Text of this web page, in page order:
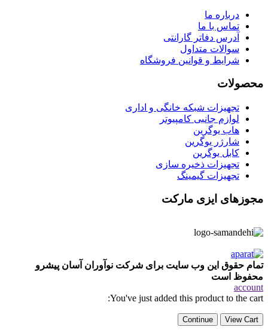
درباره ما
تماس با ما
آدرس دفاتر گارانتی
سوالات متداول
شرایط و قوانین فروشگاه
محصولات
تجهیزات شبکه خانگی و اداری
لوازم جانبی کامپیوتر
هاب یوگرین
شارژر یوگرین
کابل یوگرین
تجهیزات ذخیره سازی
تجهیزات گیمینگ
مجوزهای ایزی مارکت
تمام حقوق این وب سایت برای شرکت نوآوران آسان پیشرو
محفوظ است
account
You've just added this product to the cart:
View Cart
Continue